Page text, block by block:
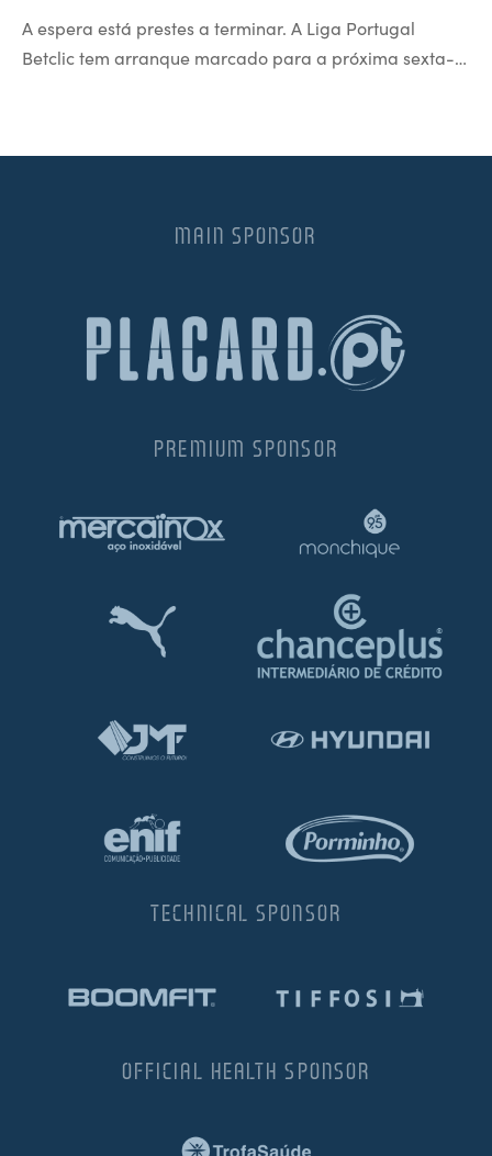
A espera está prestes a terminar. A Liga Portugal
Betclic tem arranque marcado para a próxima sexta-…
MAIN SPONSOR
PREMIUM SPONSOR
TECHNICAL SPONSOR
OFFICIAL HEALTH SPONSOR